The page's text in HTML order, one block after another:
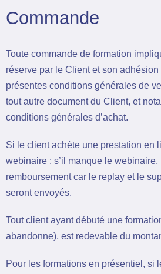
Commande
Toute commande de formation
réserve par le Client et son
présentes conditions générales de
tout autre document du Client, et
conditions générales d’achat.
Si le client achète une prestation en
webinaire : s’il manque le webinaire,
remboursement car le replay et le
seront envoyés.
Tout client ayant débuté une
abandonne), est redevable du
Pour les formations en présentiel, si